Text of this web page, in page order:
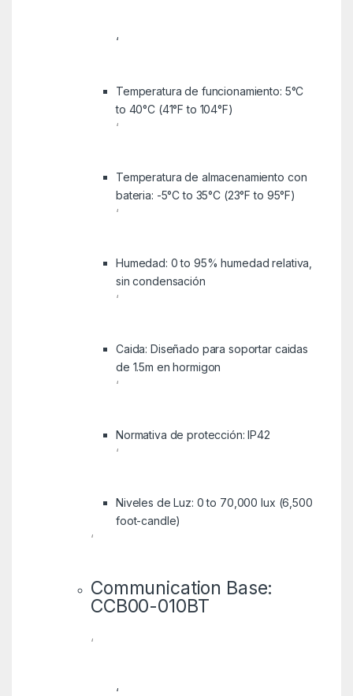
‘
Temperatura de funcionamiento: 5°C
to 40°C (41°F to 104°F)
‘
Temperatura de almacenamiento con
bateria: -5°C to 35°C (23°F to 95°F)
‘
Humedad: 0 to 95% humedad relativa,
sin condensación
‘
Caida: Diseñado para soportar caidas
de 1.5m en hormigon
‘
Normativa de protección: IP42
‘
Niveles de Luz: 0 to 70,000 lux (6,500
foot-candle)
‘
Communication Base:
CCB00-010BT
‘
‘